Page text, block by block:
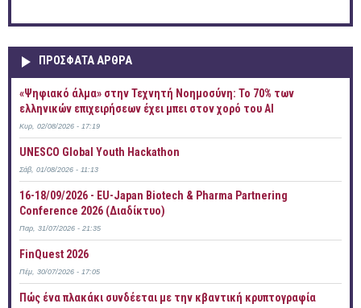
ΠΡOΣΦΑΤΑ AΡΘΡΑ
«Ψηφιακό άλμα» στην Τεχνητή Νοημοσύνη: Το 70% των
ελληνικών επιχειρήσεων έχει μπει στον χορό του AI
Κυρ, 02/08/2026 - 17:19
UNESCO Global Youth Hackathon
Σάβ, 01/08/2026 - 11:13
16-18/09/2026 - EU-Japan Biotech & Pharma Partnering
Conference 2026 (Διαδίκτυο)
Παρ, 31/07/2026 - 21:35
FinQuest 2026
Πέμ, 30/07/2026 - 17:05
Πώς ένα πλακάκι συνδέεται με την κβαντική κρυπτογραφία